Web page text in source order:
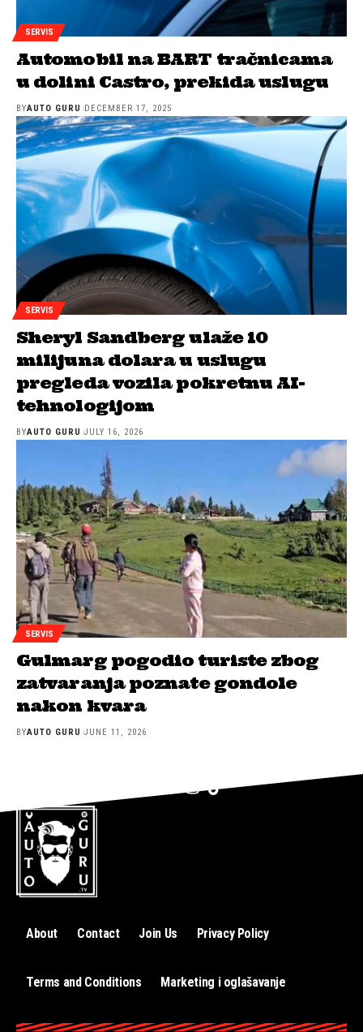
SERVIS
Automobil na BART tračnicama
u dolini Castro, prekida uslugu
BYAUTO GURU DECEMBER 17, 2025
SERVIS
Sheryl Sandberg ulaže 10
milijuna dolara u uslugu
pregleda vozila pokretnu AI-
tehnologijom
BYAUTO GURU JULY 16, 2026
SERVIS
Gulmarg pogodio turiste zbog
zatvaranja poznate gondole
nakon kvara
BYAUTO GURU JUNE 11, 2026
About Contact Join Us Privacy Policy
Terms and Conditions Marketing i oglašavanje